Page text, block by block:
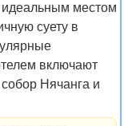
идеальным местом
суету в
включают
Нячанга и